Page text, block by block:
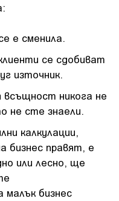
е сменила.
се сдобиват
източник.
всъщност никога не
не сте знаели.
калкулации,
бизнес правят, е
или лесно, ще
малък бизнес